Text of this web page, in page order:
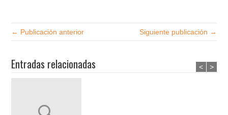
← Publicación anterior Siguiente publicación →
Entradas relacionadas < >